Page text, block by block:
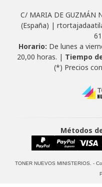
C/ MARIA DE GUZMÁN
(España) |
Horario: De lunes a
20,00 horas. | Tiempo
(*) Precios
Métodos
TONER NUEVOS MINISTERIOS. -